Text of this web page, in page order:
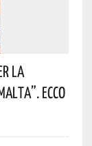
La
Ecco